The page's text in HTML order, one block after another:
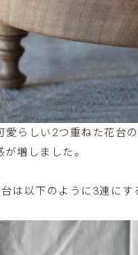
愛らしい2つ重ねた花台
が増しました。
台は以下のように3連に